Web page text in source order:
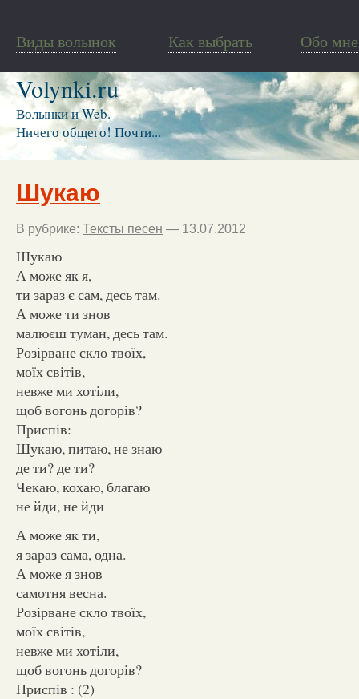
Виды волынок Как выбрать Обо мне
Volynki.ru
Волынки и Web.
Ничего общего! Почти...
Шукаю
В рубрике: Тексты песен — 13.07.2012
Шукаю
А може як я,
ти зараз є сам, десь там.
А може ти знов
малюєш туман, десь там.
Розірване скло твоїх,
моїх світів,
невже ми хотіли,
щоб вогонь догорів?
Приспів:
Шукаю, питаю, не знаю
де ти? де ти?
Чекаю, кохаю, благаю
не йди, не йди
А може як ти,
я зараз сама, одна.
А може я знов
самотня весна.
Розірване скло твоїх,
моїх світів,
невже ми хотіли,
щоб вогонь догорів?
Приспів : (2)